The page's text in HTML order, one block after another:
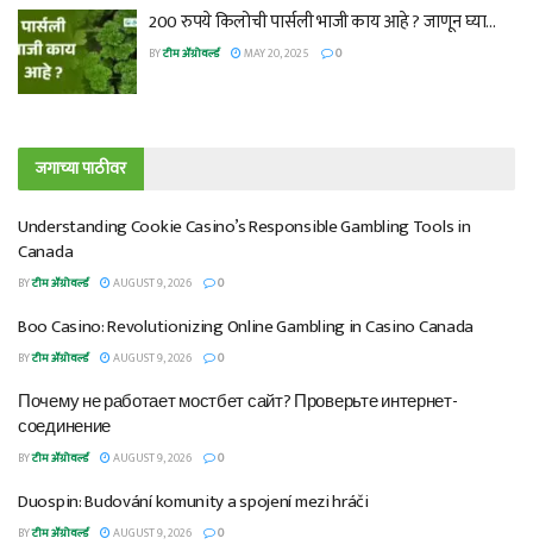
200 रुपये किलोची पार्सली भाजी काय आहे ? जाणून घ्या…
BYटीम ॲग्रोवर्ल्ड MAY 20, 2025 0
जगाच्या पाठीवर
Understanding Cookie Casino’s Responsible Gambling Tools in
Canada
BYटीम ॲग्रोवर्ल्ड AUGUST 9, 2026 0
Boo Casino: Revolutionizing Online Gambling in Casino Canada
BYटीम ॲग्रोवर्ल्ड AUGUST 9, 2026 0
Почему не работает мостбет сайт? Проверьте интернет-
соединение
BYटीम ॲग्रोवर्ल्ड AUGUST 9, 2026 0
Duospin: Budování komunity a spojení mezi hráči
BYटीम ॲग्रोवर्ल्ड AUGUST 9, 2026 0